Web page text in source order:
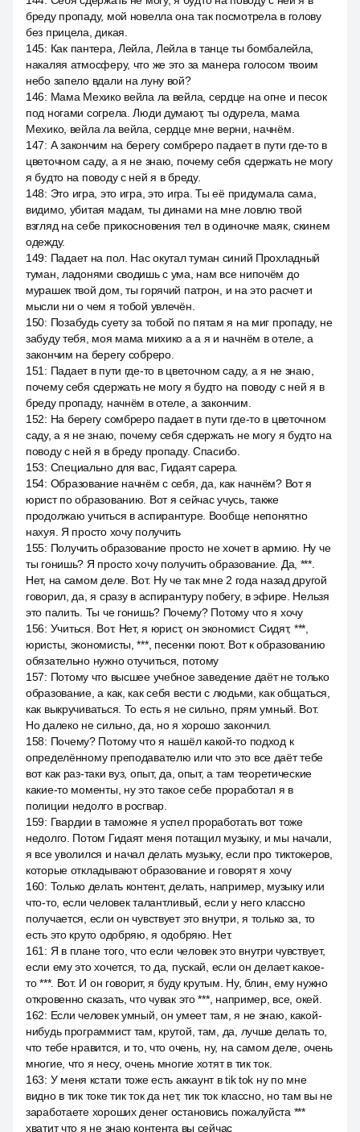
бреду пропаду, мой новелла она так посмотрела в голову
без прицела, дикая.
145: Как пантера, Лейла, Лейла в танце ты бомбалейла,
накаляя атмосферу, что же это за манера голосом твоим
небо запело вдали на луну вой?
146: Мама Мехико вейла ла вейла, сердце на огне и песок
под ногами согрела. Люди думают, ты одурела, мама
Мехико, вейла ла вейла, сердце мне верни, начнём.
147: А закончим на берегу сомбреро падает в пути где-то в
цветочном саду, а я не знаю, почему себя сдержать не могу
я будто на поводу с ней я в бреду.
148: Это игра, это игра, это игра. Ты её придумала сама,
видимо, убитая мадам, ты динами на мне ловлю твой
взгляд на себе прикосновения тел в одиночке маяк, скинем
одежду.
149: Падает на пол. Нас окутал туман синий Прохладный
туман, ладонями сводишь с ума, нам все нипочём до
мурашек твой дом, ты горячий патрон, и на это расчет и
мысли ни о чем я тобой увлечён.
150: Позабудь суету за тобой по пятам я на миг пропаду, не
забуду тебя, моя мама михико а а я и начнём в отеле, а
закончим на берегу собреро.
151 : Падает в пути где-то в цветочном саду, а я не знаю,
почему себя сдержать не могу я будто на поводу с ней я в
бреду пропаду, начнём в отеле, а закончим.
152: На берегу сомбреро падает в пути где-то в цветочном
саду, а я не знаю, почему себя сдержать не могу я будто на
поводу с ней я в бреду пропаду. Спасибо.
153: Специально для вас, Гидаят сарера.
154: Образование начнём с себя, да, как начнём? Вот я
юрист по образованию. Вот я сейчас учусь, также
продолжаю учиться в аспирантуре. Вообще непонятно
нахуя. Я просто хочу получить
155: Получить образование просто не хочет в армию. Ну че
ты гонишь? Я просто хочу получить образование. Да, ***.
Нет, на самом деле. Вот. Ну че так мне 2 года назад другой
говорил, да, я сразу в аспирантуру побегу, в эфире. Нельзя
это палить. Ты че гонишь? Почему? Потому что я хочу
156: Учиться. Вот. Нет, я юрист, он экономист. Сидят, ***,
юристы, экономисты, ***, песенки поют. Вот к образованию
обязательно нужно отучиться, потому
157: Потому что высшее учебное заведение даёт не только
образование, а как, как себя вести с людьми, как общаться,
как выкручиваться. То есть я не сильно, прям умный. Вот.
Но далеко не сильно, да, но я хорошо закончил.
158: Почему? Потому что я нашёл какой-то подход к
определённому преподавателю или что это все даёт тебе
вот как раз-таки вуз, опыт, да, опыт, а там теоретические
какие-то моменты, ну это такое себе проработал я в
полиции недолго в росгвар.
159: Гвардии в таможне я успел проработать вот тоже
недолго. Потом Гидаят меня потащил музыку, и мы начали,
я все уволился и начал делать музыку, если про тиктокеров,
которые откладывают образование и говорят я хочу
160: Только делать контент, делать, например, музыку или
что-то, если человек талантливый, если у него классно
получается, если он чувствует это внутри, я только за, то
есть это круто одобряю, я одобряю. Нет.
161 : Я в плане того, что если человек это внутри чувствует,
если ему это хочется, то да, пускай, если он делает какое-
то ***. Вот. И он говорит, я буду крутым. Ну, блин, ему нужно
откровенно сказать, что чувак это ***, например, все, окей.
162: Если человек умный, он умеет там, я не знаю, какой-
нибудь программист там, крутой, там, да, лучше делать то,
что тебе нравится, и то, что очень, ну, на самом деле, очень
многие, что я несу, очень многие хотят в тик ток.
163: У меня кстати тоже есть аккаунт в tik tok ну по мне
видно в тик токе тик ток да нет, тик ток классно, но там вы не
заработаете хороших денег остановись пожалуйста ***
хватит что я не знаю контента вы сейчас